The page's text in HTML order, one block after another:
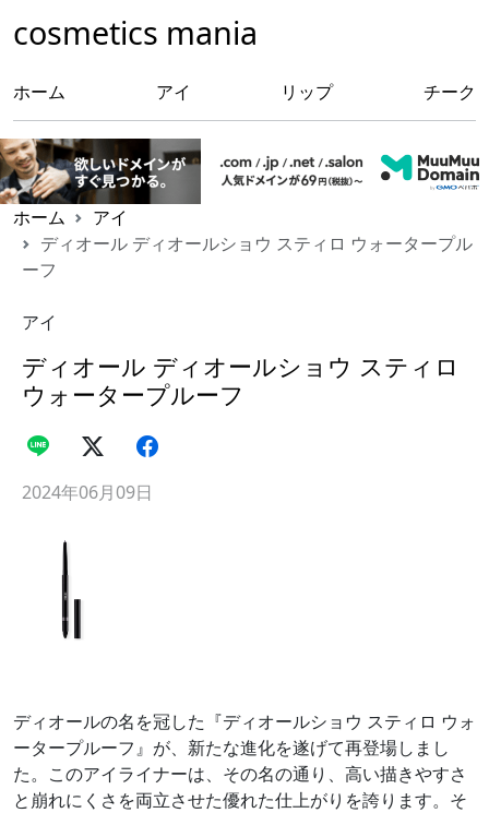
cosmetics mania
ホーム アイ リップ チーク
ホーム
アイ
ディオール ディオールショウ スティロ ウォータープル
ーフ
アイ
ディオール ディオールショウ スティロ
ウォータープルーフ
2024年06月09日
ディオールの名を冠した『ディオールショウ スティロ ウォ
ータープルーフ』が、新たな進化を遂げて再登場しまし
た。このアイライナーは、その名の通り、高い描きやすさ
と崩れにくさを両立させた優れた仕上がりを誇ります。そ